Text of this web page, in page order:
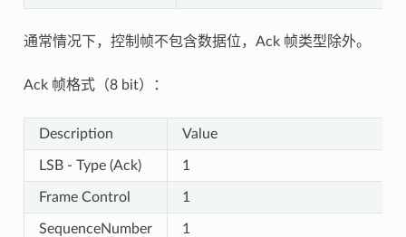
通常情况下，控制帧不包含数据位，Ack 帧类型除外。
Ack 帧格式（8 bit）：
Description Value
LSB - Type (Ack) 1
Frame Control 1
SequenceNumber 1